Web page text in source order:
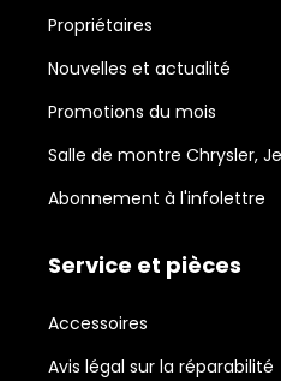
Propriétaires
Nouvelles et actualité
Promotions du mois
Salle de montre Chrysler,
Abonnement à l'infolettre
Service et pièces
Accessoires
Avis légal sur la réparabilité